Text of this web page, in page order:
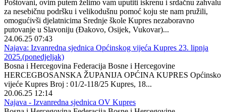
Poštovani, ovim putem želimo vam uputiti iskrenu i srdačnu zahvalu
za nesebičnu podršku i velikodušnu pomoć koju ste nam pružili,
omogućivši djelatnicima Srednje škole Kupres nezaboravno
putovanje u Slavoniju (Đakovo, Osijek, Vukovar)...
24.06.25 07:43
Najava: Izvanredna sjednica Općinskog vijeća Kupres 23. lipnja
2025.(ponedjeljak)
Bosna i Hercegovina Federacija Bosne i Hercegovine
HERCEGBOSANSKA ŽUPANIJA OPĆINA KUPRES Općinsko
vijeće Kupres Broj : 01/2-118/25 Kupres, 18...
20.06.25 12:14
Najava - Izvanredna sjednica OV Kupres